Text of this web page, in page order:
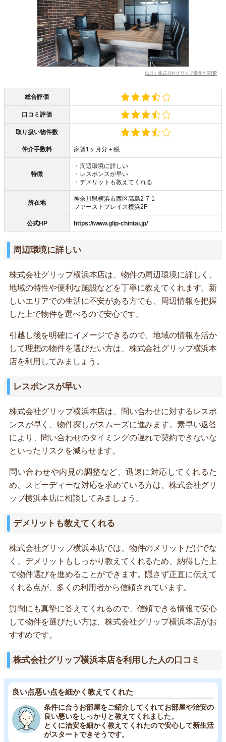
出典：株式会社グリップ横浜本店HP
総合評価
口コミ評価
取り扱い物件数
仲介手数料 家賃1ヶ月分＋税
特徴
・周辺環境に詳しい
・レスポンスが早い
・デメリットも教えてくれる
所在地
神奈川県横浜市西区高島2-7-1
ファーストプレイス横浜2F
公式HP https://www.glip-chintai.jp/
周辺環境に詳しい
株式会社グリップ横浜本店は、物件の周辺環境に詳しく、
地域の特性や便利な施設などを丁寧に教えてくれます。新
しいエリアでの生活に不安がある方でも、周辺情報を把握
した上で物件を選べるので安心です。
引越し後を明確にイメージできるので、地域の情報を活か
して理想の物件を選びたい方は、株式会社グリップ横浜本
店を利用してみましょう。
レスポンスが早い
株式会社グリップ横浜本店は、問い合わせに対するレスポ
ンスが早く、物件探しがスムーズに進みます。素早い返答
により、問い合わせのタイミングの遅れで契約できないな
といったリスクを減らせます。
問い合わせや内見の調整など、迅速に対応してくれるた
め、スピーディーな対応を求めている方は、株式会社グリ
ップ横浜本店に相談してみましょう。
デメリットも教えてくれる
株式会社グリップ横浜本店では、物件のメリットだけでな
く、デメリットもしっかり教えてくれるため、納得した上
で物件選びを進めることができます。隠さず正直に伝えて
くれる点が、多くの利用者から信頼されています。
質問にも真摯に答えてくれるので、信頼できる情報で安心
して物件を選びたい方は、株式会社グリップ横浜本店がお
すすめです。
株式会社グリップ横浜本店を利用した人の口コミ
良い点悪い点を細かく教えてくれた
条件に合うお部屋をご紹介してくれてお部屋や治安の
良い悪いをしっかりと教えてくれました。
とくに治安を細かく教えてくれたので安心して新生活
がスタートできそうです。